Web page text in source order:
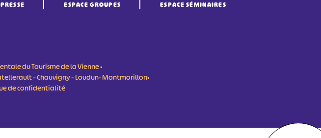
ESPACE GROUPES ESPACE SÉMINAIRES
du Tourisme de la Vienne •
– Chauvigny – Loudun- Montmorillon•
de confidentialité